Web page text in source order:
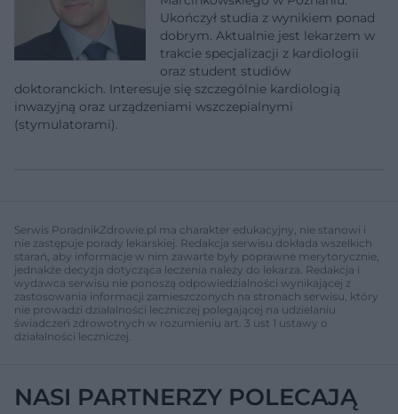
Ukończył studia z wynikiem ponad
dobrym. Aktualnie jest lekarzem w
trakcie specjalizacji z kardiologii
oraz student studiów
doktoranckich. Interesuje się szczególnie kardiologią
inwazyjną oraz urządzeniami wszczepialnymi
(stymulatorami).
Serwis PoradnikZdrowie.pl ma charakter edukacyjny, nie stanowi i
nie zastępuje porady lekarskiej. Redakcja serwisu dokłada wszelkich
starań, aby informacje w nim zawarte były poprawne merytorycznie,
jednakże decyzja dotycząca leczenia należy do lekarza. Redakcja i
wydawca serwisu nie ponoszą odpowiedzialności wynikającej z
zastosowania informacji zamieszczonych na stronach serwisu, który
nie prowadzi działalności leczniczej polegającej na udzielaniu
świadczeń zdrowotnych w rozumieniu art. 3 ust 1 ustawy o
działalności leczniczej.
NASI PARTNERZY POLECAJĄ